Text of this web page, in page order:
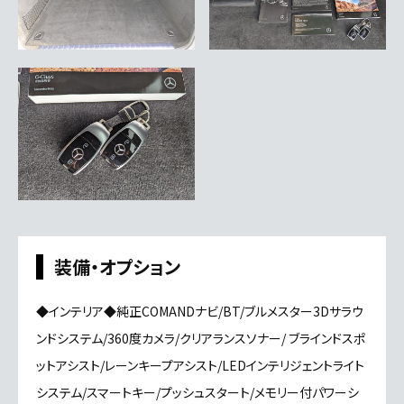
装備・オプション
◆インテリア◆純正COMANDナビ/BT/ブルメスター3Dサラウ
ンドシステム/360度カメラ/クリアランスソナー/ ブラインドスポ
ットアシスト/レーンキープアシスト/LEDインテリジェントライト
システム/スマートキー/プッシュスタート/メモリー付パワーシ